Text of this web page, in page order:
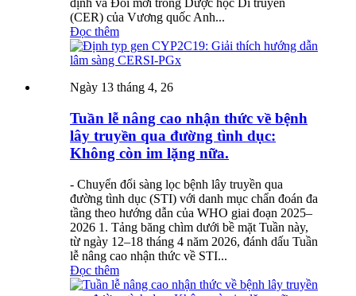
định và Đổi mới trong Dược học Di truyền
(CER) của Vương quốc Anh...
Đọc thêm
Ngày 13 tháng 4, 26
Tuần lễ nâng cao nhận thức về bệnh
lây truyền qua đường tình dục:
Không còn im lặng nữa.
- Chuyển đổi sàng lọc bệnh lây truyền qua
đường tình dục (STI) với danh mục chẩn đoán đa
tầng theo hướng dẫn của WHO giai đoạn 2025–
2026 1. Tảng băng chìm dưới bề mặt Tuần này,
từ ngày 12–18 tháng 4 năm 2026, đánh dấu Tuần
lễ nâng cao nhận thức về STI...
Đọc thêm